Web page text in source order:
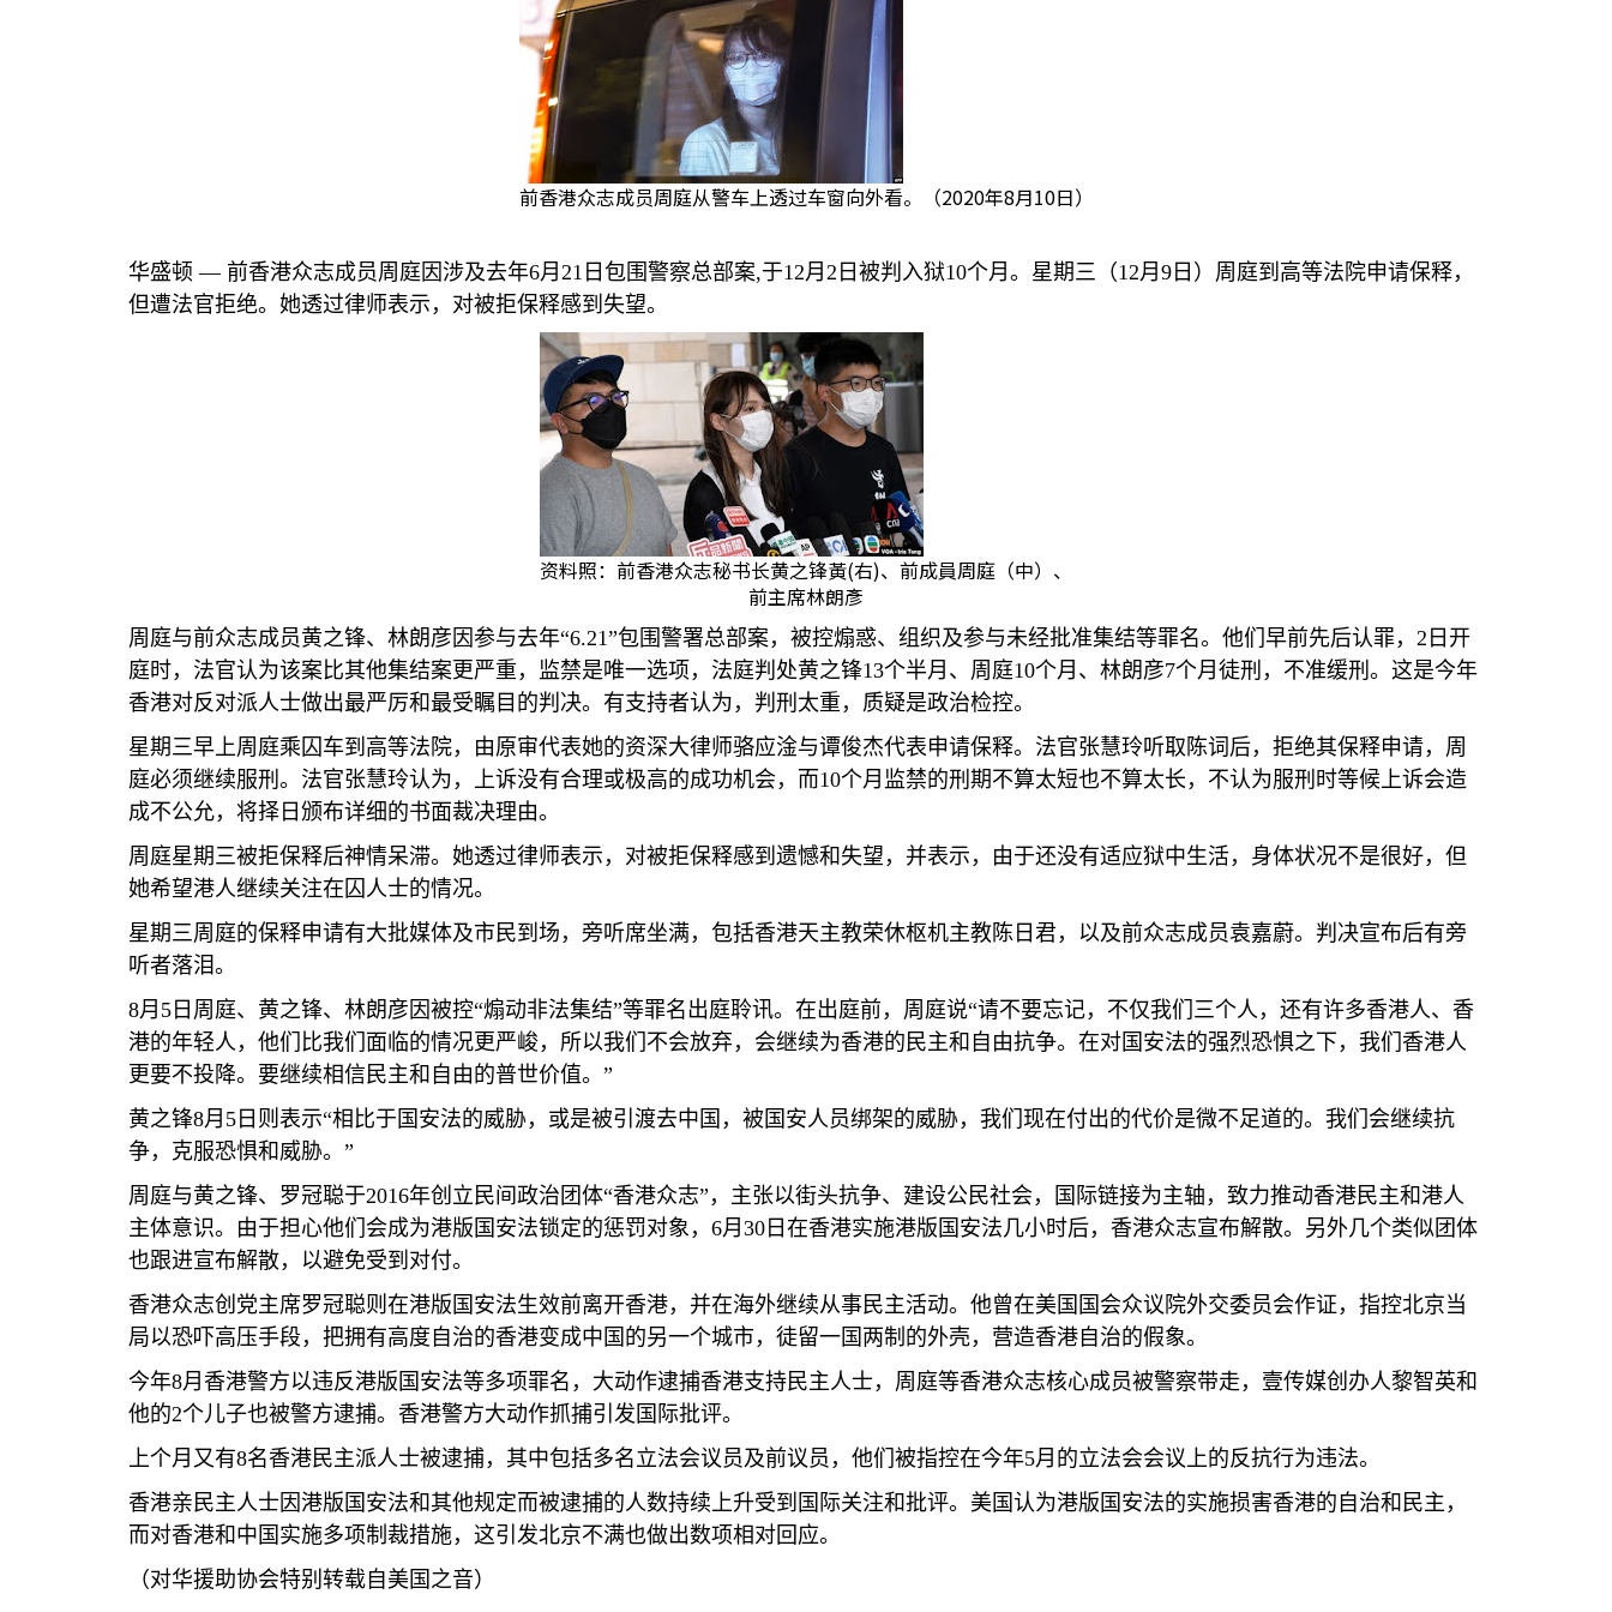
前香港众志成员周庭从警车上透过车窗向外看。（2020年8月10日）
华盛顿 — 前香港众志成员周庭因涉及去年6月 21 日包围警察总部案,于12月 2 日被判入狱10个月。星期三（12月 9 日）周庭到高等法院申请保释，
但遭法官拒绝。她透过律师表示，对被拒保释感到失望。
资料照：前香港众志秘书长黄之锋黃(右)、前成員周庭（中）、
前主席林朗彥
周庭与前众志成员黄之锋、林朗彦因参与去年“6.21”包围警署总部案，被控煽惑、组织及参与未经批准集结等罪名。他们早前先后认罪， 2 日开
庭时，法官认为该案比其他集结案更严重，监禁是唯一选项，法庭判处黄之锋13个半月、周庭10个月、林朗彦7个月徒刑，不准缓刑。这是今年
香港对反对派人士做出最严厉和最受瞩目的判决。有支持者认为，判刑太重，质疑是政治检控。
星期三早上周庭乘囚车到高等法院，由原审代表她的资深大律师骆应淦与谭俊杰代表申请保释。法官张慧玲听取陈词后，拒绝其保释申请，周
庭必须继续服刑。法官张慧玲认为，上诉没有合理或极高的成功机会，而10个月监禁的刑期不算太短也不算太长，不认为服刑时等候上诉会造
成不公允，将择日颁布详细的书面裁决理由。
周庭星期三被拒保释后神情呆滞。她透过律师表示，对被拒保释感到遗憾和失望，并表示，由于还没有适应狱中生活，身体状况不是很好，但
她希望港人继续关注在囚人士的情况。
星期三周庭的保释申请有大批媒体及市民到场，旁听席坐满，包括香港天主教荣休枢机主教陈日君，以及前众志成员袁嘉蔚。判决宣布后有旁
听者落泪。
8月 5 日周庭、黄之锋、林朗彦因被控“煽动非法集结”等罪名出庭聆讯。在出庭前，周庭说“请不要忘记，不仅我们三个人，还有许多香港人、香
港的年轻人，他们比我们面临的情况更严峻，所以我们不会放弃，会继续为香港的民主和自由抗争。在对国安法的强烈恐惧之下，我们香港人
更要不投降。要继续相信民主和自由的普世价值。”
黄之锋8月 5 日则表示“相比于国安法的威胁，或是被引渡去中国，被国安人员绑架的威胁，我们现在付出的代价是微不足道的。我们会继续抗
争，克服恐惧和威胁。”
周庭与黄之锋、罗冠聪于2016年创立民间政治团体“香港众志”，主张以街头抗争、建设公民社会，国际链接为主轴，致力推动香港民主和港人
主体意识。由于担心他们会成为港版国安法锁定的惩罚对象， 6月 30 日在香港实施港版国安法几小时后，香港众志宣布解散。另外几个类似团体
也跟进宣布解散，以避免受到对付。
香港众志创党主席罗冠聪则在港版国安法生效前离开香港，并在海外继续从事民主活动。他曾在美国国会众议院外交委员会作证，指控北京当
局以恐吓高压手段，把拥有高度自治的香港变成中国的另一个城市，徒留一国两制的外壳，营造香港自治的假象。
今年8月香港警方以违反港版国安法等多项罪名，大动作逮捕香港支持民主人士，周庭等香港众志核心成员被警察带走，壹传媒创办人黎智英和
他的2个儿子也被警方逮捕。香港警方大动作抓捕引发国际批评。
上个月又有8名香港民主派人士被逮捕，其中包括多名立法会议员及前议员，他们被指控在今年5月的立法会会议上的反抗行为违法。
香港亲民主人士因港版国安法和其他规定而被逮捕的人数持续上升受到国际关注和批评。美国认为港版国安法的实施损害香港的自治和民主，
而对香港和中国实施多项制裁措施，这引发北京不满也做出数项相对回应。
（对华援助协会特别转载自美国之音）